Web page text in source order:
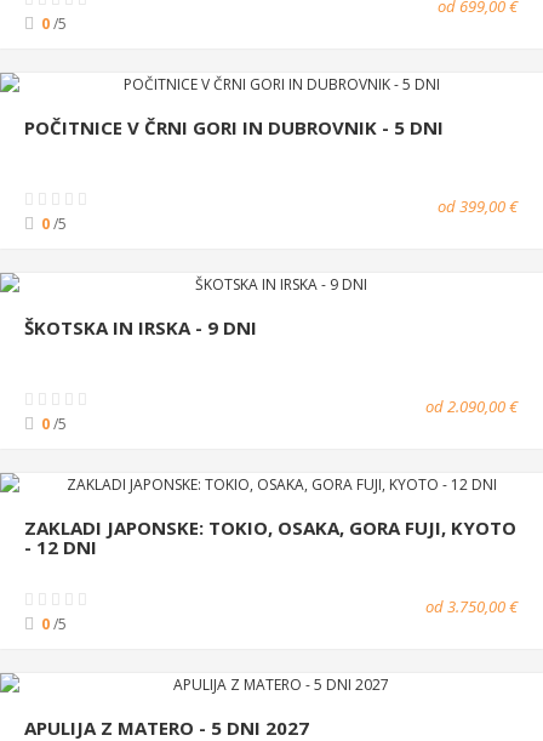
0/5
od 699,00 €
POČITNICE V ČRNI GORI IN DUBROVNIK - 5 DNI
0/5
od 399,00 €
ŠKOTSKA IN IRSKA - 9 DNI
0/5
od 2.090,00 €
ZAKLADI JAPONSKE: TOKIO, OSAKA, GORA FUJI, KYOTO
- 12 DNI
0/5
od 3.750,00 €
APULIJA Z MATERO - 5 DNI 2027